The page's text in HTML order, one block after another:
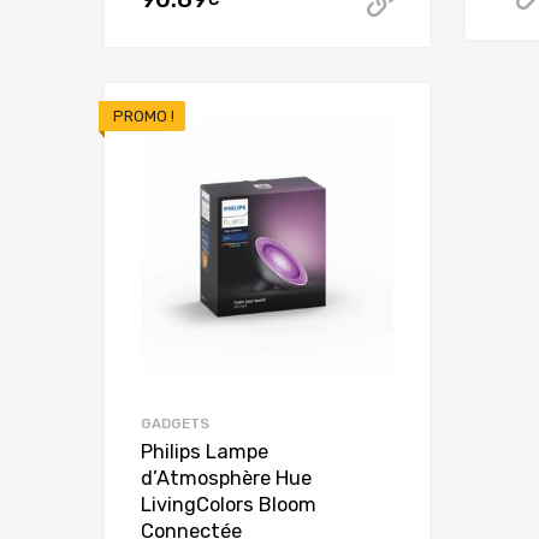
Acheter
PROMO !
GADGETS
Philips Lampe
d’Atmosphère Hue
LivingColors Bloom
Connectée